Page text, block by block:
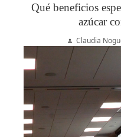
Qué beneficios
azúcar
Claudia